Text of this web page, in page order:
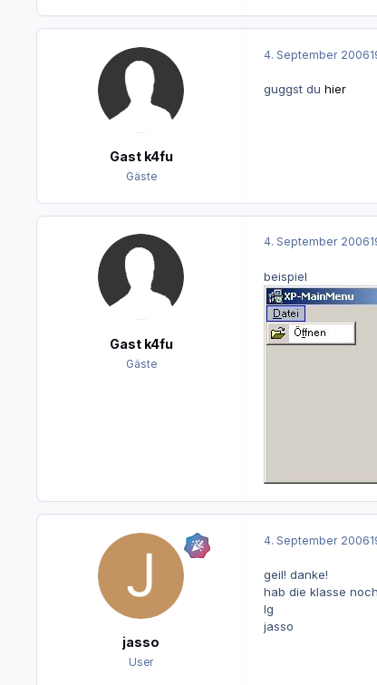
Gast k4fu
Gäste
4. September 2006
guggst du hier
Gast k4fu
Gäste
4. September 2006
beispiel
jasso
User
4. September 2006
geil! danke!
hab die klasse
lg
jasso